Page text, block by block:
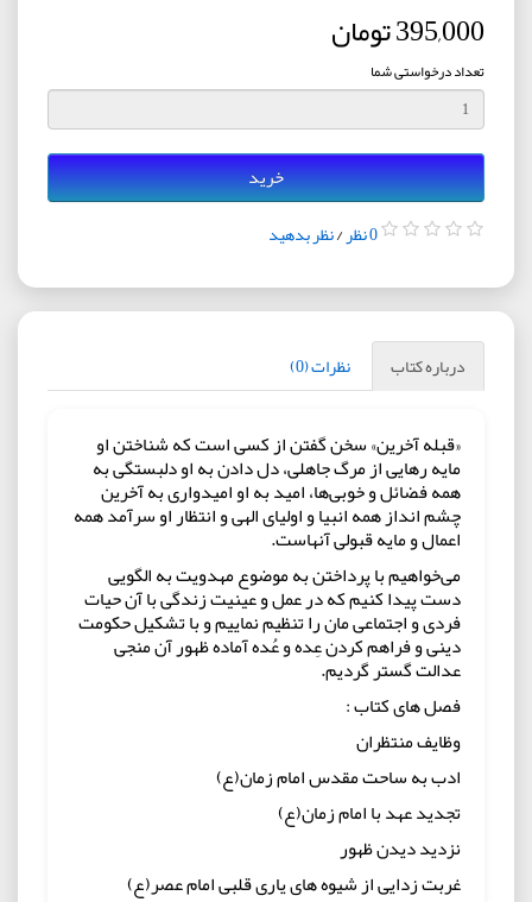
395,000 تومان
تعداد درخواستی شما
خرید
0 نظر /نظر بدهید
درباره کتاب نظرات (0)
«قبله آخرین» سخن گفتن از کسی است که شناختن او
مایه رهایی از مرگ جاهلی، دل دادن به او دلبستگی به
همه فضائل و خوبی‌ها، امید به او امیدواری به آخرین
چشم انداز همه انبیا و اولیای الهی و انتظار او سرآمد همه
اعمال و مایه قبولی آنهاست.
می‌خواهیم با پرداختن به موضوع مهدویت به الگویی
دست پیدا کنیم که در عمل و عینیت زندگی با آن حیات
فردی و اجتماعی مان را تنظیم نماییم و با تشکیل حکومت
دینی و فراهم کردن عِده و عُده آماده ظهور آن منجی
عدالت گستر گردیم.
فصل های کتاب :
وظایف منتظران
ادب به ساحت مقدس امام زمان(ع)
تجدید عهد با امام زمان(ع)
نزدید دیدن ظهور
غربت زدایی از شیوه های یاری قلبی امام عصر(ع)